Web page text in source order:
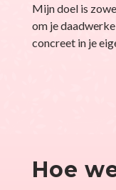
Mijn doel is
om je
concreet in je
Hoe